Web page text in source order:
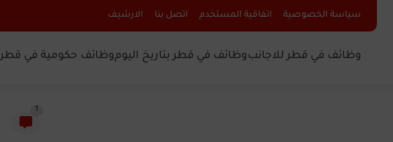
سياسة الخصوصية اتفاقية المستخدم اتصل بنا الارشيف
وظائف في قطر للاجانبوظائف في قطر بتاريخ اليوموظائف حكومية في قطر
1